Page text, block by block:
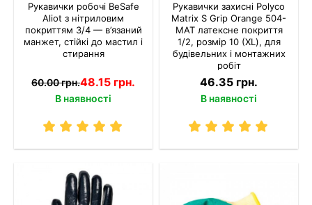
Рукавички робочі BeSafe
Aliot з нітриловим
покриттям 3/4 — в’язаний
манжет, стійкі до мастил і
стирання
48.15 грн.
60.00 грн.
В наявності
Рукавички захисні Polyco
Matrix S Grip Orange 504-
MAT латексне покриття
1/2, розмір 10 (XL), для
будівельних і монтажних
робіт
46.35 грн.
В наявності